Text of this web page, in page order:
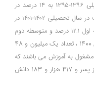
کل دانش‌آموزان از ۱۱.۴ درصد در سال تحصیلی ۱۳۹۶-۱۳۹۵ به ۱۴ درصد در
پایان سال ۱۴۰۲-۱۴۰۱ رسیده است. این نسبت در سال تحصیلی ۱۴۰۲-۱۴۰۱ در
مقاطع تحصیلی ابتدایی ۱۵.۲ درصد، متوسطه اول ۱۲.۱ درصد و متوسطه دوم
۱۲.۶ درصد بوده است. بر اساس گزارشات سال 1400 ، تعداد یک میلیون و 48
مشغول به آموزش می باشند که
از این آمار، تعداد 631 هزار و 696 دانش آموز پسر و 417 هزار و 183 دانش